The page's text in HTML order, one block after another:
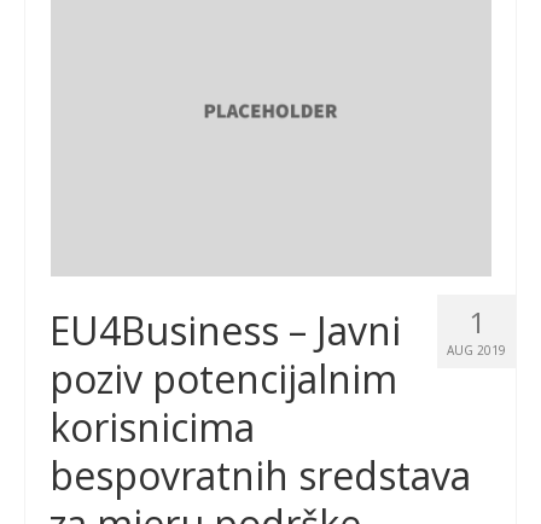
1
AUG 2019
EU4Business – Javni
poziv potencijalnim
korisnicima
bespovratnih sredstava